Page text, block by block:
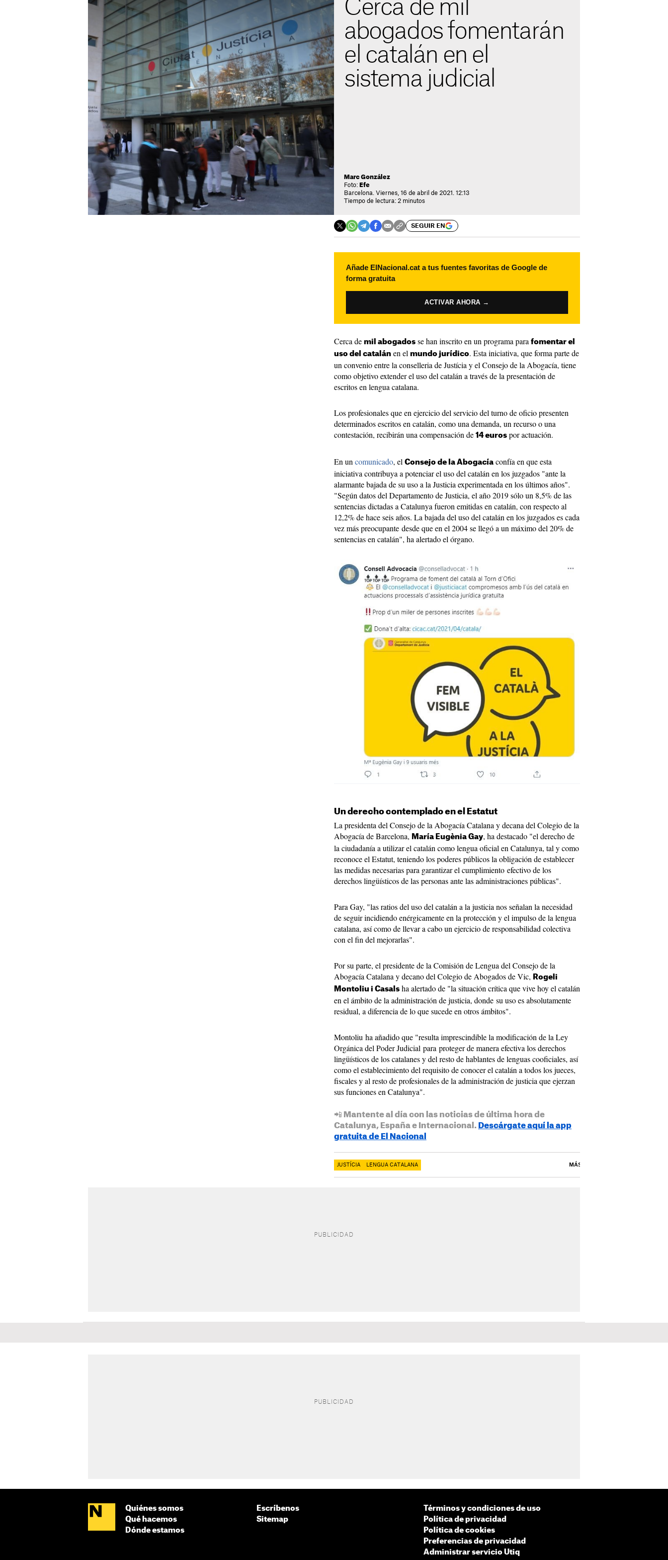
Cerca de mil
abogados fomentarán
el catalán en el
sistema judicial
Marc González
Foto: Efe
Barcelona. Viernes, 16 de abril de 2021. 12:13
Tiempo de lectura: 2 minutos
SEGUIR EN
Añade ElNacional.cat a tus fuentes favoritas de Google de
forma gratuita
ACTIVAR AHORA →
Cerca de mil abogados se han inscrito en un programa para fomentar el
uso del catalán en el mundo jurídico. Esta iniciativa, que forma parte de
un convenio entre la conselleria de Justícia y el Consejo de la Abogacía, tiene
como objetivo extender el uso del catalán a través de la presentación de
escritos en lengua catalana.
Los profesionales que en ejercicio del servicio del turno de oficio presenten
determinados escritos en catalán, como una demanda, un recurso o una
contestación, recibirán una compensación de 14 euros por actuación.
En un comunicado, el Consejo de la Abogacía confía en que esta
iniciativa contribuya a potenciar el uso del catalán en los juzgados "ante la
alarmante bajada de su uso a la Justicia experimentada en los últimos años".
"Según datos del Departamento de Justicia, el año 2019 sólo un 8,5% de las
sentencias dictadas a Catalunya fueron emitidas en catalán, con respecto al
12,2% de hace seis años. La bajada del uso del catalán en los juzgados es cada
vez más preocupante desde que en el 2004 se llegó a un máximo del 20% de
sentencias en catalán", ha alertado el órgano.
Un derecho contemplado en el Estatut
La presidenta del Consejo de la Abogacía Catalana y decana del Colegio de la
Abogacía de Barcelona, María Eugènia Gay, ha destacado "el derecho de
la ciudadanía a utilizar el catalán como lengua oficial en Catalunya, tal y como
reconoce el Estatut, teniendo los poderes públicos la obligación de establecer
las medidas necesarias para garantizar el cumplimiento efectivo de los
derechos lingüísticos de las personas ante las administraciones públicas".
Para Gay, "las ratios del uso del catalán a la justicia nos señalan la necesidad
de seguir incidiendo enérgicamente en la protección y el impulso de la lengua
catalana, así como de llevar a cabo un ejercicio de responsabilidad colectiva
con el fin del mejorarlas".
Por su parte, el presidente de la Comisión de Lengua del Consejo de la
Abogacía Catalana y decano del Colegio de Abogados de Vic, Rogeli
Montoliu i Casals ha alertado de "la situación crítica que vive hoy el catalán
en el ámbito de la administración de justicia, donde su uso es absolutamente
residual, a diferencia de lo que sucede en otros ámbitos".
Montoliu ha añadido que "resulta imprescindible la modificación de la Ley
Orgánica del Poder Judicial para proteger de manera efectiva los derechos
lingüísticos de los catalanes y del resto de hablantes de lenguas cooficiales, así
como el establecimiento del requisito de conocer el catalán a todos los jueces,
fiscales y al resto de profesionales de la administración de justicia que ejerzan
sus funciones en Catalunya".
📲 Mantente al día con las noticias de última hora de
Catalunya, España e Internacional. Descárgate aquí la app
gratuita de El Nacional
JUSTÍCIA LENGUA CATALANA MÁS
Quiénes somos
Qué hacemos
Dónde estamos
Escríbenos
Sitemap
Términos y condiciones de uso
Política de privacidad
Política de cookies
Preferencias de privacidad
Administrar servicio Utiq